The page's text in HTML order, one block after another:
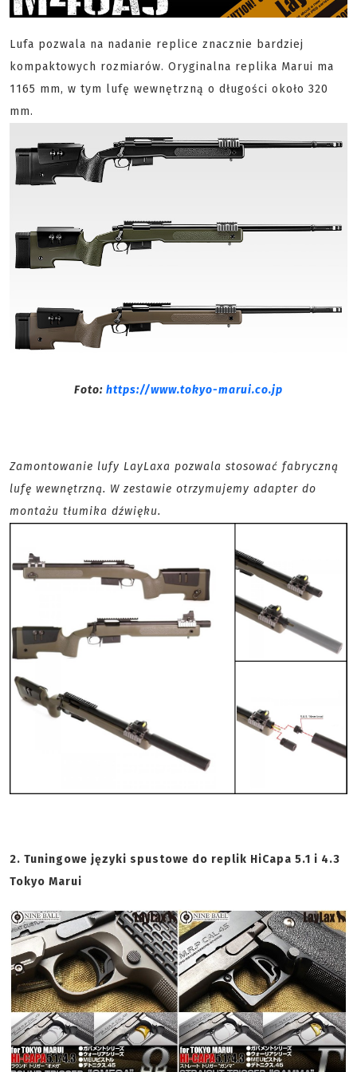
Lufa pozwala na nadanie replice znacznie bardziej
kompaktowych rozmiarów. Oryginalna replika Marui ma
1165 mm, w tym lufę wewnętrzną o długości około 320
mm.
Foto: https://www.tokyo-marui.co.jp
Zamontowanie lufy LayLaxa pozwala stosować fabryczną
lufę wewnętrzną. W zestawie otrzymujemy adapter do
montażu tłumika dźwięku.
2. Tuningowe języki spustowe do replik HiCapa 5.1 i 4.3
Tokyo Marui